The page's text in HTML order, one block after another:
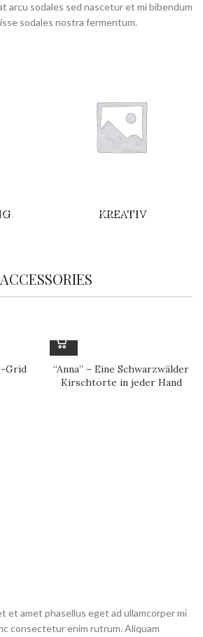
arcu sodales sed nascetur et mi bibendum
sodales nostra fermentum.
KREATIV
ACCESSORIES
Grid
“Anna” – Eine Schwarzwälder
Kirschtorte in jeder Hand
et amet phasellus eget ad ullamcorper mi
consectetur enim rutrum. Aliquam